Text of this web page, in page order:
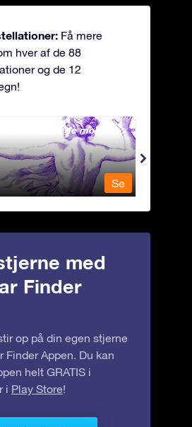
Få mere
hver af de 88
og de 12
- Den lænkede mø
Se
med
Finder
op på din egen stjerne
Finder Appen. Du kan
helt GRATIS i
i Play Store!